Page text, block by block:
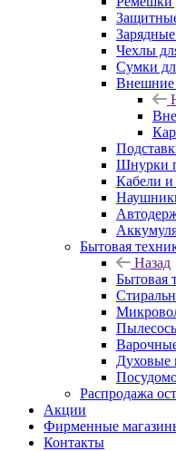
Чехлы
Сумки
Внешние
Шнурки
Кабели и
Бытовая
Назад
Бытовая
Распродажа
Акции
Фирменные
Контакты